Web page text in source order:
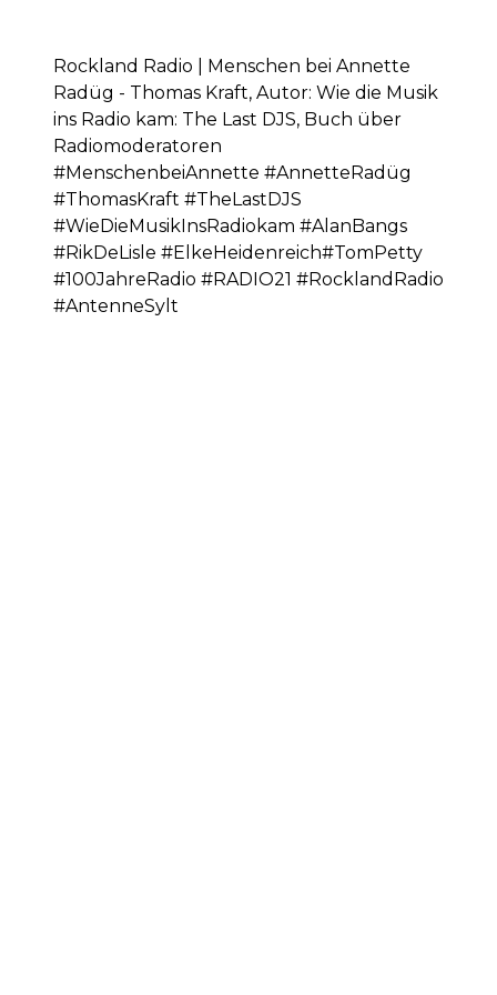
Rockland Radio | Menschen bei Annette
Radüg - Thomas Kraft, Autor: Wie die Musik
ins Radio kam: The Last DJS, Buch über
Radiomoderatoren
#MenschenbeiAnnette #AnnetteRadüg
#ThomasKraft #TheLastDJS
#WieDieMusikInsRadiokam #AlanBangs
#RikDeLisle #ElkeHeidenreich#TomPetty
#100JahreRadio #RADIO21 #RocklandRadio
#AntenneSylt